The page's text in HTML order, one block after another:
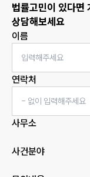
법률고민이 있다면
상담해보세요
이름
연락처
사무소
사건분야